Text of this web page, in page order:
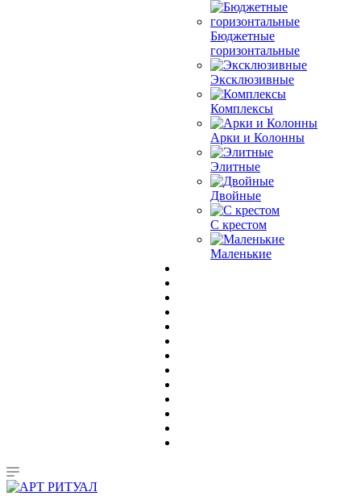
Бюджетные
горизонтальные
Эксклюзивные
Комплексы
Арки и Колонны
Элитные
Двойные
С крестом
Маленькие